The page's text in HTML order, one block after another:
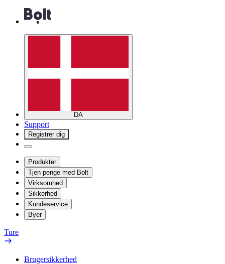
DA
Support
Registrer dig
Produkter
Tjen penge med Bolt
Virksomhed
Sikkerhed
Kundeservice
Byer
Ture
Brugersikkerhed